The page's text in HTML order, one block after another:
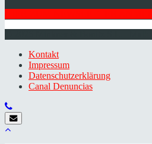
Kontakt
Impressum
Datenschutzerklärung
Canal Denuncias